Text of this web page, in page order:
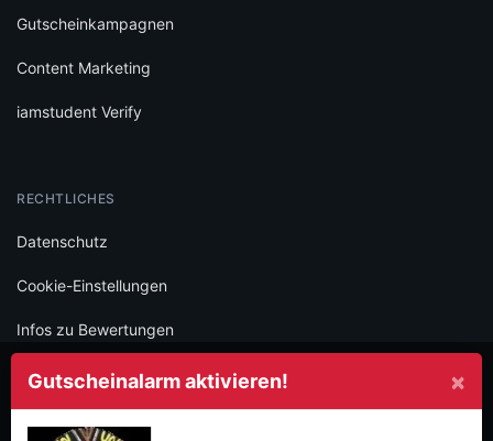
×
Gutscheinalarm aktivieren!
Gutscheinkampagnen
Content Marketing
iamstudent Verify
RECHTLICHES
Datenschutz
Cookie-Einstellungen
Infos zu Bewertungen
AGB